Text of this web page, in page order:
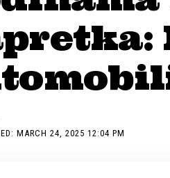
MARCH 24, 2025 12:04 PM